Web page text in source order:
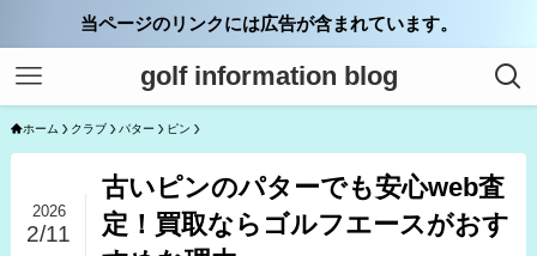
当ページのリンクには広告が含まれています。
golf information blog
ホーム クラブ パター ピン
古いピンのパターでも安心web査
定！買取ならゴルフエースがおす
2026
2/11